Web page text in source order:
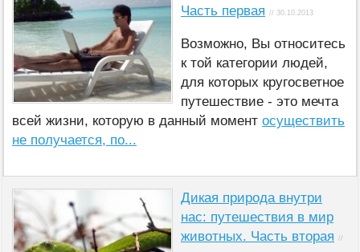
Часть первая // 30.10.2013
Возможно, Вы относитесь
к той категории людей,
для которых кругосветное
путешествие - это мечта
всей жизни, которую в данный момент осуществить
не получается, по...
Дикая природа внутри
нас: путешествия в мир
животных. Часть вторая //